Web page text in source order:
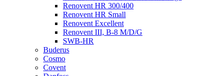
Renovent HR 300/400
Renovent HR Small
Renovent Excellent
Renovent III, B-8 M/D/G
SWB-HR
Buderus
Cosmo
Covent